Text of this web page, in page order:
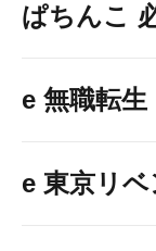
ぱちんこ
e 無職転
e 東京リ